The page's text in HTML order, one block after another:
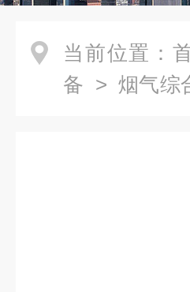
当前位置：
备 > 烟气综